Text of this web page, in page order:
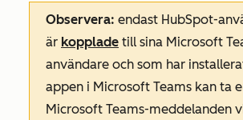
Observera: endast HubSpot-
är kopplade till sina Microsoft
användare och som har
appen i Microsoft Teams kan ta
Microsoft Teams-meddelanden